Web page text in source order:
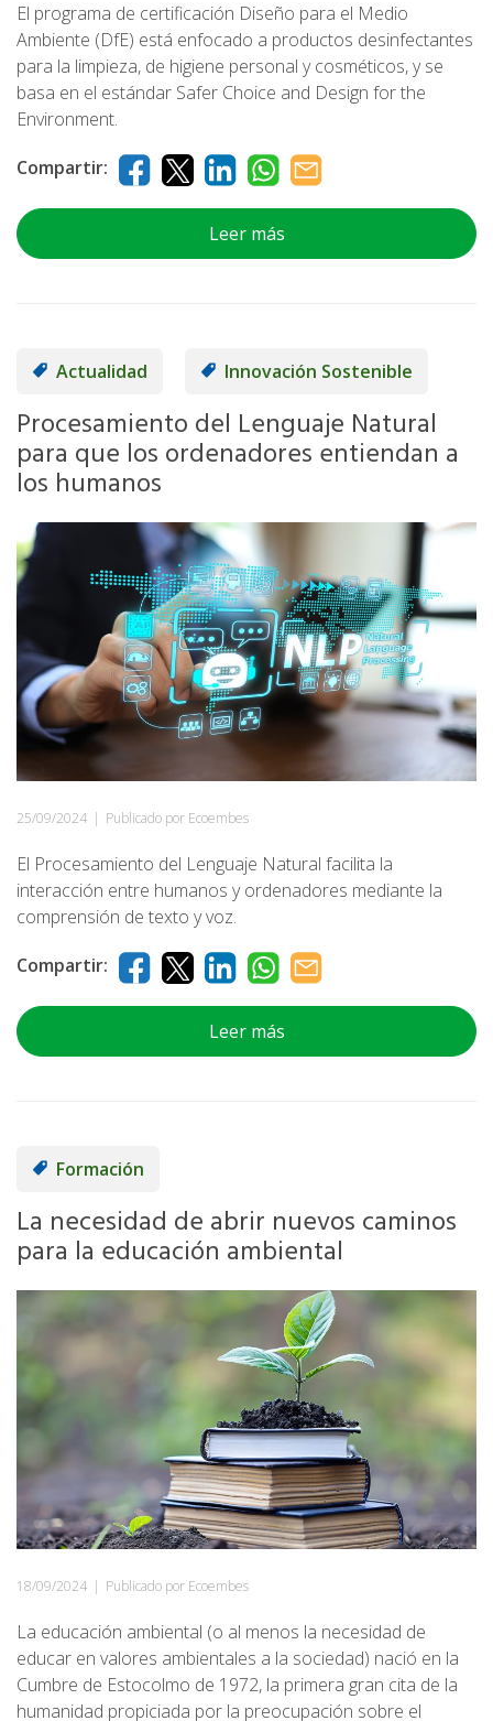
El programa de certificación Diseño para el Medio
Ambiente (DfE) está enfocado a productos desinfectantes
para la limpieza, de higiene personal y cosméticos, y se
basa en el estándar Safer Choice and Design for the
Environment.
Compartir:
Leer más
Actualidad Innovación Sostenible
Procesamiento del Lenguaje Natural
para que los ordenadores entiendan a
los humanos
25/09/2024 | Publicado por Ecoembes
El Procesamiento del Lenguaje Natural facilita la
interacción entre humanos y ordenadores mediante la
comprensión de texto y voz.
Compartir:
Leer más
Formación
La necesidad de abrir nuevos caminos
para la educación ambiental
18/09/2024 | Publicado por Ecoembes
La educación ambiental (o al menos la necesidad de
educar en valores ambientales a la sociedad) nació en la
Cumbre de Estocolmo de 1972, la primera gran cita de la
humanidad propiciada por la preocupación sobre el